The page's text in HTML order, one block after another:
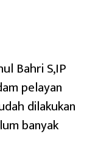
Bahri S,IP
pelayan
dilakukan
banyak